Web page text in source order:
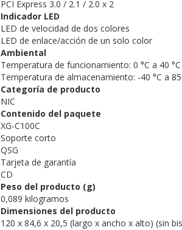
PCI Express 3.0 / 2.1 / 2.0 x 2
Indicador LED
LED de velocidad de dos colores
LED de enlace/acción de un solo color
Ambiental
Temperatura de funcionamiento: 0 °C a 40 °C
Temperatura de almacenamiento: -40 °C a 85
Categoría de producto
NIC
Contenido del paquete
XG-C100C
Soporte corto
QSG
Tarjeta de garantía
CD
Peso del producto (g)
0,089 kilogramos
Dimensiones del producto
120 x 84,6 x 20,5 (largo x ancho x alto) (sin